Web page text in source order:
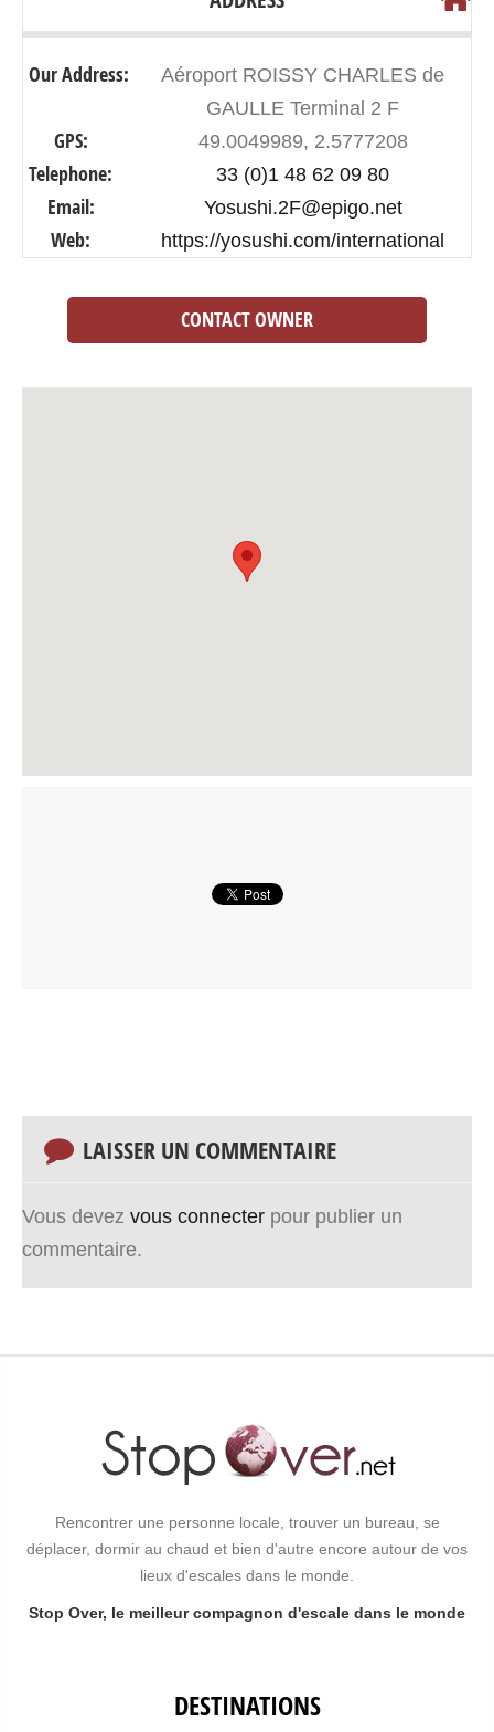
Our Address:
Aéroport ROISSY CHARLES de
GAULLE Terminal 2 F
GPS: 49.0049989, 2.5777208
Telephone: 33 (0)1 48 62 09 80
Email: Yosushi.2F@epigo.net
Web: https://yosushi.com/international
CONTACT OWNER
LAISSER UN COMMENTAIRE
Vous devez vous connecter pour publier un
commentaire.
Rencontrer une personne locale, trouver un bureau, se
déplacer, dormir au chaud et bien d'autre encore autour de vos
lieux d'escales dans le monde.
Stop Over, le meilleur compagnon d'escale dans le monde
DESTINATIONS